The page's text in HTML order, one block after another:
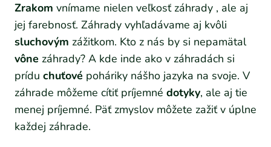
Zrakom vnímame nielen veľkosť záhrady , ale aj
jej farebnosť. Záhrady vyhľadávame aj kvôli
sluchovým zážitkom. Kto z nás by si nepamätal
vône záhrady? A kde inde ako v záhradách si
prídu chuťové poháriky nášho jazyka na svoje. V
záhrade môžeme cítiť príjemné dotyky, ale aj tie
menej príjemné. Päť zmyslov môžete zažiť v úplne
každej záhrade.